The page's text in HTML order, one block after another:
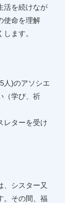
活を続けなが
使命を理解
ます。
人)のアソシエ
（学び、祈
レターを受け
、シスター又
。その間、福